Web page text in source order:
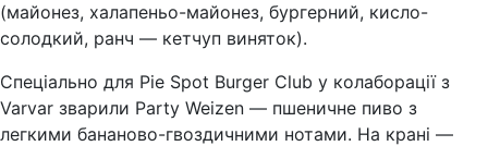
(майонез, халапеньо-майонез, бургерний, кисло-
солодкий, ранч — кетчуп виняток).
Спеціально для Pie Spot Burger Club у колаборації з
Varvar зварили Party Weizen — пшеничне пиво з
легкими бананово-гвоздичними нотами. На крані —